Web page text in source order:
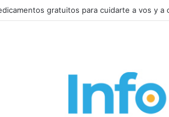
retira el capítulo sobre la Ley de Tierras